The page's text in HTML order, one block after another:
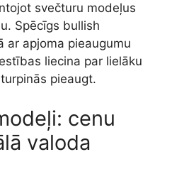
svečturu modeļus
Spēcīgs bullish
ar apjoma pieaugumu
liecina par lielāku
pieaugt.
cenu
valoda